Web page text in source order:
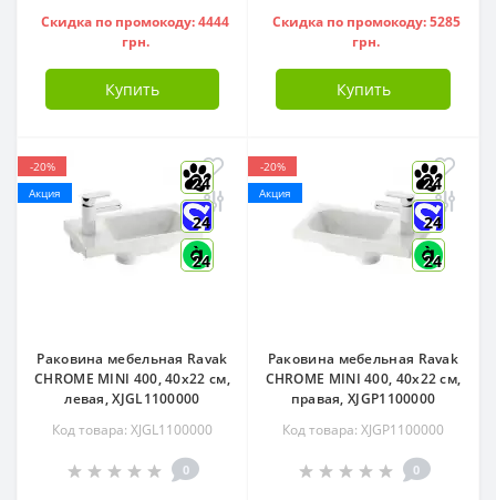
Скидка по промокоду: 4444
грн.
Купить
Скидка по промокоду: 5285
грн.
Купить
-20%
Акция
24
24
24
Раковина мебельная Ravak
CHROME MINI 400, 40x22 см,
левая, XJGL1100000
Код товара: XJGL1100000
0
-20%
Акция
24
24
24
Раковина мебельная Ravak
CHROME MINI 400, 40x22 см,
правая, XJGP1100000
Код товара: XJGP1100000
0